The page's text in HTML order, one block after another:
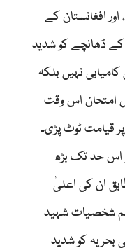
افغانستان کے
ڈھانچے کو شدید
نہیں بلکہ
اس وقت
ٹوٹ پڑی۔
اس حد تک بڑھ
ان کی اعلیٰ
شخصیات شہید
کو شدید